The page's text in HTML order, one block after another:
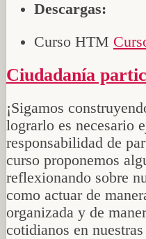
Descargas:
Curso HTM
Ciudadanía
¡Sigamos
lograrlo es necesario
responsabilidad de
curso proponemos
reflexionando sobre
como actuar de
organizada y de
cotidianos en